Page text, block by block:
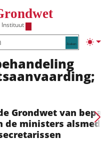
Instituut
Zoeken
Grondwet van
de ministers alsmede